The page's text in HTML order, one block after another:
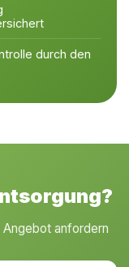
durch den
anfordern